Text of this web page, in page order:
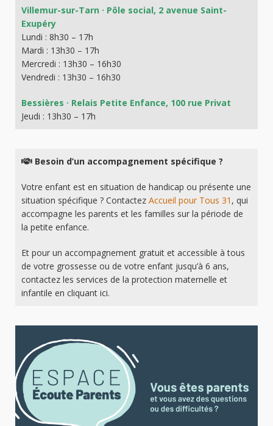
Villemur-sur-Tarn · Pôle social, 2 avenue Saint-
Exupéry
Lundi : 8h30 – 17h
Mardi : 13h30 – 17h
Mercredi : 13h30 – 16h30
Vendredi : 13h30 – 16h30
Bessières · Relais Petite Enfance, 100 rue Privat
Jeudi : 13h30 – 17h
Besoin d’un accompagnement spécifique ?
Votre enfant est en situation de handicap ou présente une
situation spécifique ? Contactez Accueil pour Tous 31 , qui
accompagne les parents et les familles sur la période de
la petite enfance.
Et pour un accompagnement gratuit et accessible à tous
de votre grossesse ou de votre enfant jusqu’à 6 ans,
contactez les services de la protection maternelle et
infantile en cliquant ici.
6 août 2024